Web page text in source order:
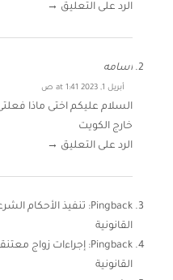
الرد على التعليق →
اسامه
أبريل 1, 2023 at 1:41 ص
السلام عليكم اختى ماذا
خارج الكويت
الرد على التعليق →
Pingback: تنفيذ الأحكام
القانونية
Pingback: إجراءات زواج
القانونية